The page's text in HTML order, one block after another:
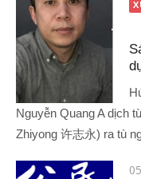
Nguyễn Quang A dịch
Zhiyong 许志永) ra tù